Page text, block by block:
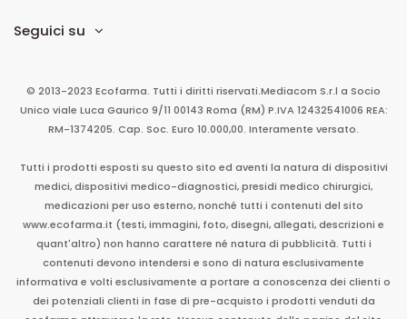
Seguici su
© 2013-2023 Ecofarma. Tutti i diritti riservati.Mediacom S.r.l a Socio
Unico viale Luca Gaurico 9/11 00143 Roma (RM) P.IVA 12432541006 REA:
RM-1374205. Cap. Soc. Euro 10.000,00. Interamente versato.
Tutti i prodotti esposti su questo sito ed aventi la natura di dispositivi
medici, dispositivi medico-diagnostici, presidi medico chirurgici,
medicazioni per uso esterno, nonché tutti i contenuti del sito
www.ecofarma.it (testi, immagini, foto, disegni, allegati, descrizioni e
quant'altro) non hanno carattere né natura di pubblicità. Tutti i
contenuti devono intendersi e sono di natura esclusivamente
informativa e volti esclusivamente a portare a conoscenza dei clienti o
dei potenziali clienti in fase di pre-acquisto i prodotti venduti da